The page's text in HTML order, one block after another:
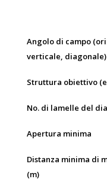
Angolo di campo
verticale,
Struttura obiettivo
No. di lamelle del
Apertura minima
Distanza minima di
(m)